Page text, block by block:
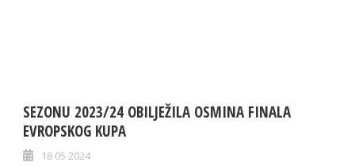
SEZONU 2023/24 OBILJEŽILA OSMINA FINALA
EVROPSKOG KUPA
18 05 2024